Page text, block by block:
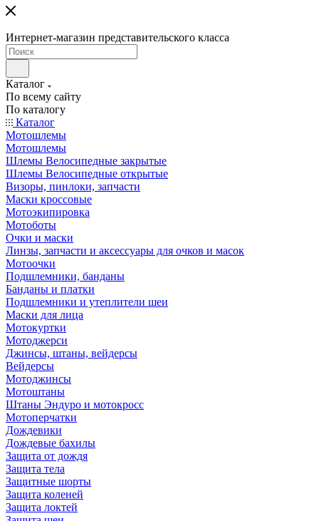
Интернет-магазин представительского класса
Каталог
По всему сайту
По каталогу
Каталог
Мотошлемы
Мотошлемы
Шлемы Велосипедные закрытые
Шлемы Велосипедные открытые
Визоры, пинлоки, запчасти
Маски кроссовые
Мотоэкипировка
Мотоботы
Очки и маски
Линзы, запчасти и аксессуары для очков и масок
Мотоочки
Подшлемники, банданы
Банданы и платки
Подшлемники и утеплители шеи
Маски для лица
Мотокуртки
Мотоджерси
Джинсы, штаны, вейдерсы
Вейдерсы
Мотоджинсы
Мотоштаны
Штаны Эндуро и мотокросс
Мотоперчатки
Дождевики
Дождевые бахилы
Защита от дождя
Защита тела
Защитные шорты
Защита коленей
Защита локтей